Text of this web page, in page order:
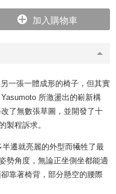
一張一體成形的椅子，但其實
所激盪出的嶄新構
了無數張草圖，並開發了十
製程訴求。
遷就亮麗的外型而犧牲了最
勢角度，無論正坐側坐都能適
靠著椅背，部分懸空的腰際
加入購物車